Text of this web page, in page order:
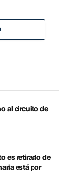
al circuito de
es retirado de
está por